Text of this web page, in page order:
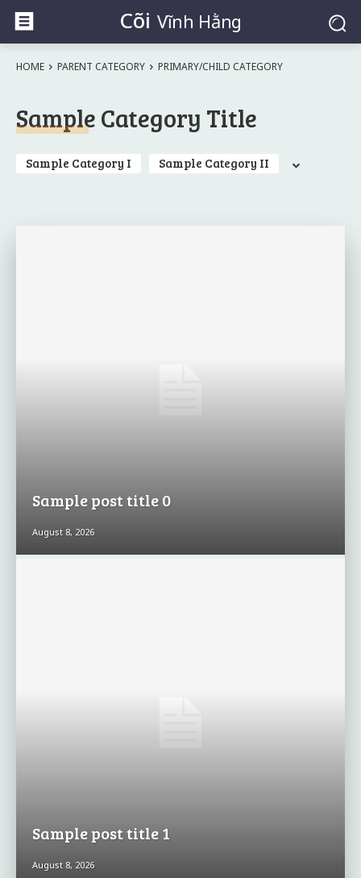
Cõi Vĩnh Hằng
HOME PARENT CATEGORY PRIMARY/CHILD CATEGORY
Sample Category Title
Sample Category I Sample Category II
Sample post title 0
August 8, 2026
Sample post title 1
August 8, 2026